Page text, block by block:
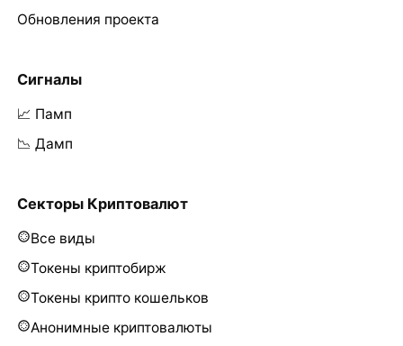
Обновления проекта
Сигналы
📈 Памп
📉 Дамп
Секторы Криптовалют
Все виды
Токены криптобирж
Токены крипто кошельков
Анонимные криптовалюты